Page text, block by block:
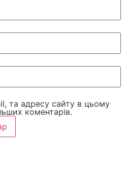
та адресу сайту в цьому
коментарів.